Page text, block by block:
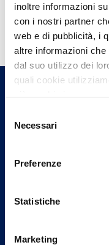
inoltre informazioni
con i nostri partner
web e di pubblicità, i
altre informazioni
dal suo utilizzo dei
quali cookie
più su chi siamo,
può trovare nel footer
delNecessari
Preferenze
Statistiche
Marketing
Hai
Trova
un nostro